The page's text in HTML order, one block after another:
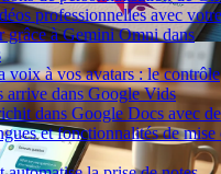
professionnelles avec votre
grâce à Gemini Omni dans
voix à vos avatars : le contrôle
arrive dans Google Vids
dans Google Docs avec de
et fonctionnalités de mise